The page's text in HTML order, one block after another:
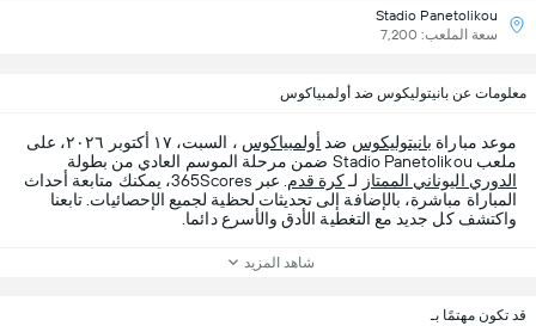
Stadio Panetolikou
سعة الملعب: 7,200
معلومات عن بانيتوليكوس ضد أولمبياكوس
موعد مباراة بانيتوليكوس ضد أولمبياكوس
، السبت، ١٧ أكتوبر ٢٠٢٦، على
ملعب Stadio Panetolikou ضمن مرحلة الموسم العادي من بطولة
الدوري اليوناني الممتاز لـكرة قدم
. عبر 365Scores، يمكنك متابعة أحداث
المباراة مباشرة، بالإضافة إلى تحديثات لحظية لجميع الإحصائيات. تابعنا
واكتشف كل جديد مع التغطية الأدق والأسرع دائما.
شاهد المزيد
قد تكون مهتمًا بـ